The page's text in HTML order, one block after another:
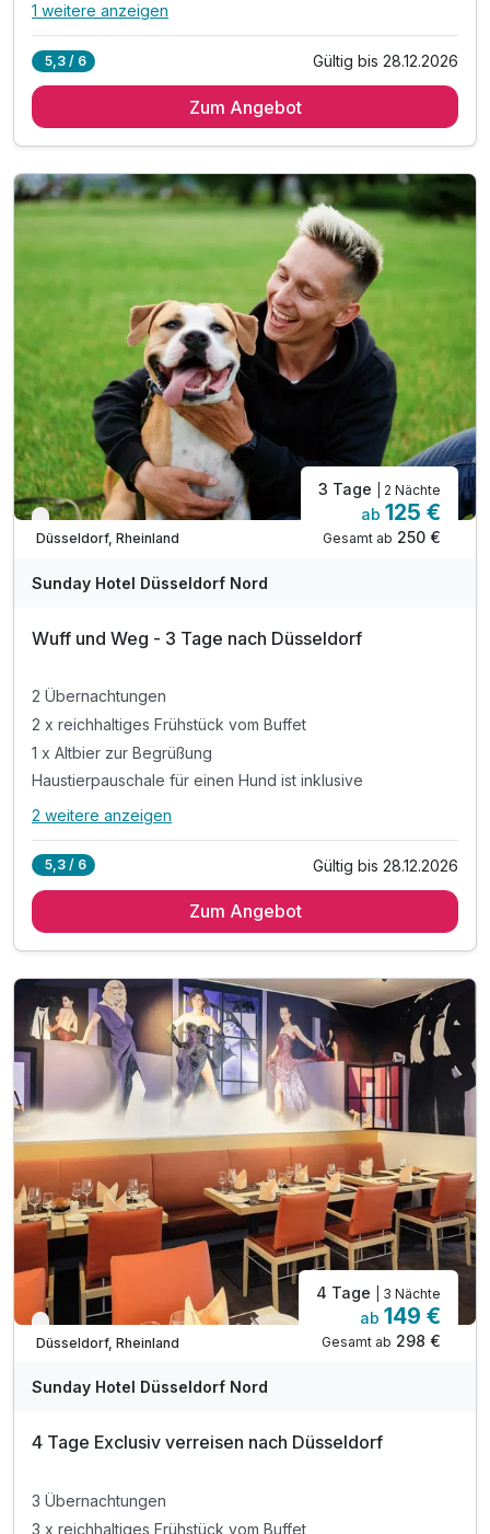
Alle Inklusivleistungen
2 x reichhaltiges Frühstück vom Buffet
WLAN im Hotel
1 weitere anzeigen
5,3 / 6 Gültig bis 28.12.2026
Zum Angebot
Verfügbar bis Dezember
Düsseldorf, Rheinland
3 Tage | 2 Nächte
ab 125 €
Gesamt ab 250 €
Sunday Hotel Düsseldorf Nord
Wuff und Weg - 3 Tage nach Düsseldorf
2 Übernachtungen
2 x reichhaltiges Frühstück vom Buffet
1 x Altbier zur Begrüßung
Haustierpauschale für einen Hund ist inklusive
Alle Inklusivleistungen
2 x reichhaltiges Frühstück vom Buffet
Ausflugstipps für die Region an der Rezeption
inkl. WLAN im gesamten Hotel
2 weitere anzeigen
5,3 / 6 Gültig bis 28.12.2026
Zum Angebot
Verfügbar bis Dezember
Düsseldorf, Rheinland
4 Tage | 3 Nächte
ab 149 €
Gesamt ab 298 €
Sunday Hotel Düsseldorf Nord
4 Tage Exclusiv verreisen nach Düsseldorf
3 Übernachtungen
3 x reichhaltiges Frühstück vom Buffet